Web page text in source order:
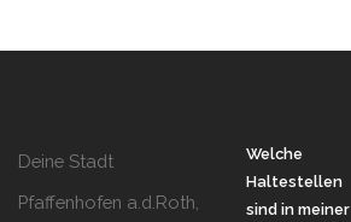
Deine Stadt
Pfaffenhofen a.d.Roth,
Welche
Haltestellen
sind in meiner